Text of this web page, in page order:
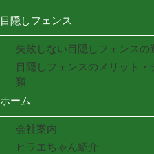
目隠しフェンス
失敗しない目隠しフェンスの
目隠しフェンスのメリット
類
ホーム
会社案内
ヒラエちゃん紹介